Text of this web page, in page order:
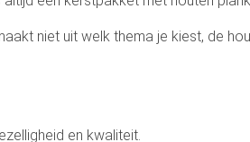
niet uit welk thema je kiest, de
en kwaliteit.